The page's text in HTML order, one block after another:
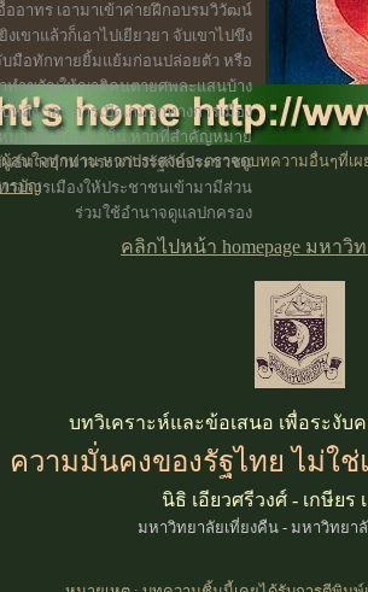
สนใจทุกท่าน หากประสงค์จะตรวจดูบทความอื่นๆที่เ
รบัญ
คลิกไปหน้า homepage มหาวิ
บทวิเคราะห์และข้อเสนอ เพื่อระงับ
ความมั่นคงของรัฐไทย ไม่ใ
นิธิ เอียวศรีวงศ์ - เกษียร
มหาวิทยาลัยเที่ยงคืน - มหาวิทยา
ออาทร เอามาเข้าค่ายฝึกอบรมวิวัฒน์
เขาแล้วก็เอาไปเยียวยา จับเขาไปขึง
มือทักทายยิ้มแย้มก่อนปล่อยตัว หรือ
าทำขวัญให้ญาติคนตายศพละแสนบ้าง
ลัง ฯลฯ การเปิดเกมรุกทางการเมือง
มายถึงสิ่งเหล่านั้น หากที่สำคัญหมาย
ธ์ทางอำนาจระหว่างรัฐกับประชาชน
างการเมืองให้ประชาชนเข้ามามีส่วน
ร่วมใช้อำนาจดูแลปกครอง